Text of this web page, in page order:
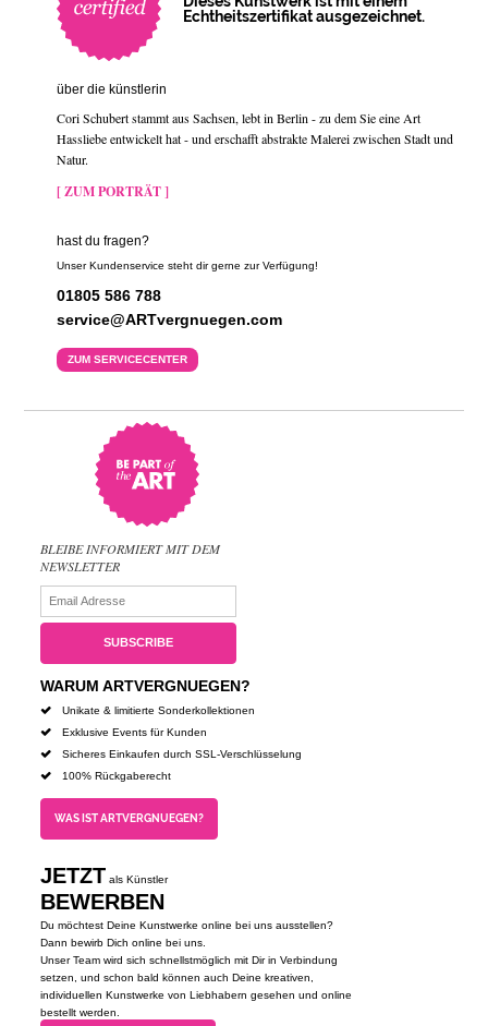
Echtheitszertifikat ausgezeichnet.
über die künstlerin
Cori Schubert stammt aus Sachsen, lebt in Berlin - zu dem Sie eine Art
Hassliebe entwickelt hat - und erschafft abstrakte Malerei zwischen Stadt und
Natur.
[ ZUM PORTRÄT ]
hast du fragen?
Unser Kundenservice steht dir gerne zur Verfügung!
01805 586 788
service@ARTvergnuegen.com
ZUM SERVICECENTER
BLEIBE INFORMIERT MIT DEM
NEWSLETTER
WARUM ARTVERGNUEGEN?
Unikate & limitierte Sonderkollektionen
Exklusive Events für Kunden
Sicheres Einkaufen durch SSL-Verschlüsselung
100% Rückgaberecht
WAS IST ARTVERGNUEGEN?
JETZT als Künstler
BEWERBEN
Du möchtest Deine Kunstwerke online bei uns ausstellen?
Dann bewirb Dich online bei uns.
Unser Team wird sich schnellstmöglich mit Dir in Verbindung
setzen, und schon bald können auch Deine kreativen,
individuellen Kunstwerke von Liebhabern gesehen und online
bestellt werden.